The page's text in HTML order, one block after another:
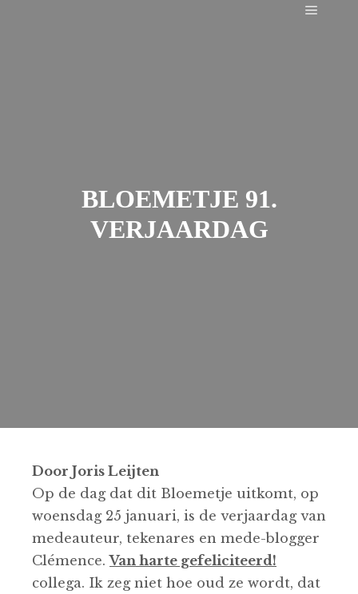
BLOEMETJE 91.
VERJAARDAG
Door Joris Leijten
Op de dag dat dit Bloemetje uitkomt, op
woensdag 25 januari, is de verjaardag van
medeauteur, tekenares en mede-blogger
Clémence.Van harte gefeliciteerd!
collega. Ik zeg niet hoe oud ze wordt, dat